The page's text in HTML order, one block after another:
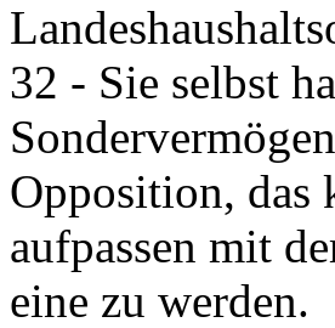
32 - Sie selbst
Opposition, das
aufpassen mit
eine zu werden.